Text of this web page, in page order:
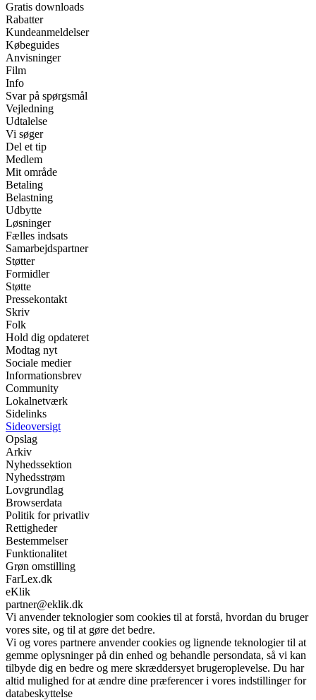
Gratis downloads
Rabatter
Kundeanmeldelser
Købeguides
Anvisninger
Film
Info
Svar på spørgsmål
Vejledning
Udtalelse
Vi søger
Del et tip
Medlem
Mit område
Betaling
Belastning
Udbytte
Løsninger
Fælles indsats
Samarbejdspartner
Støtter
Formidler
Støtte
Pressekontakt
Skriv
Folk
Hold dig opdateret
Modtag nyt
Sociale medier
Informationsbrev
Community
Lokalnetværk
Sidelinks
Sideoversigt
Opslag
Arkiv
Nyhedssektion
Nyhedsstrøm
Lovgrundlag
Browserdata
Politik for privatliv
Rettigheder
Bestemmelser
Funktionalitet
Grøn omstilling
FarLex.dk
eKlik
partner@eklik.dk
Vi anvender teknologier som cookies til at forstå, hvordan du bruger
vores site, og til at gøre det bedre.
Vi og vores partnere anvender cookies og lignende teknologier til at
gemme oplysninger på din enhed og behandle persondata, så vi kan
tilbyde dig en bedre og mere skræddersyet brugeroplevelse. Du har
altid mulighed for at ændre dine præferencer i vores indstillinger for
databeskyttelse